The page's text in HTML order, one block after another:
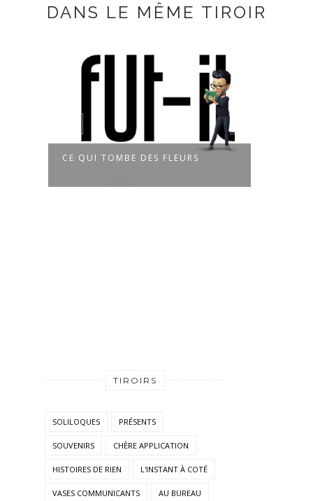
DANS LE MÊME TIROIR
CE QUI TOMBE DES FLEURS
TIROIRS
SOLILOQUES PRÉSENTS
SOUVENIRS CHÈRE APPLICATION
HISTOIRES DE RIEN L'INSTANT À COTÉ
VASES COMMUNICANTS AU BUREAU